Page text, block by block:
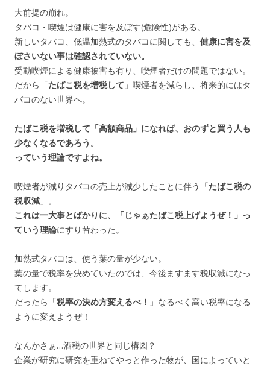
大前提の崩れ。
タバコ・喫煙は健康に害を及ぼす(危険性)がある。
新しいタバコ、低温加熱式のタバコに関しても、 健康に害を及
ぼさいない事は確認されていない。
受動喫煙による健康被害も有り、喫煙者だけの問題ではない。
だから「たばこ税を増税して 」喫煙者を減らし、将来的にはタ
バコのない世界へ。
たばこ税を増税して「高額商品」になれば、おのずと買う人も
少なくなるであろう。
っていう理論ですよね。
喫煙者が減りタバコの売上が減少したことに伴う「たばこ税の
税収減 」。
これは一大事とばかりに、「じゃぁたばこ税上げようぜ！」っ
ていう理論にすり替わった。
加熱式タバコは、使う葉の量が少ない。
葉の量で税率を決めていたのでは、今後ますます税収減になっ
てします。
だったら「税率の決め方変えるべ！ 」なるべく高い税率になる
ように変えようぜ！
なんかさぁ…酒税の世界と同じ構図？
企業が研究に研究を重ねてやっと作った物が、国によっていと